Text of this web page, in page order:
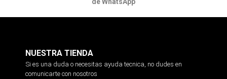
NUESTRA TIENDA
Si es una duda o necesitas ayuda tecnica, no dudes en
comunicarte con nosotros